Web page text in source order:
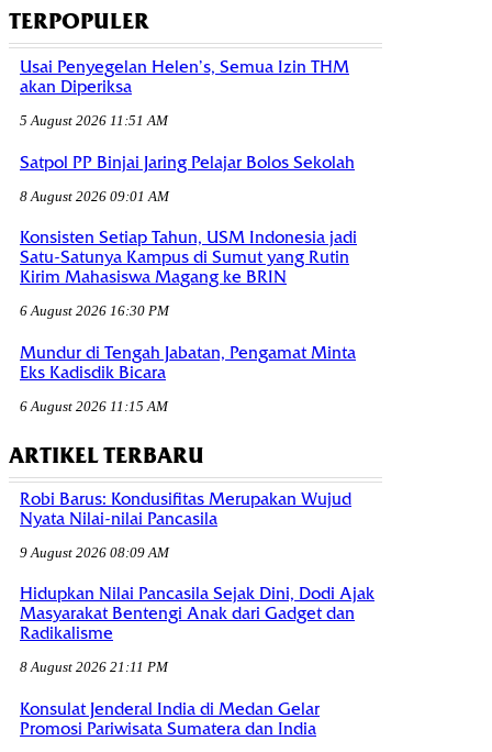
TERPOPULER
Usai Penyegelan Helen’s, Semua Izin THM
akan Diperiksa
5 August 2026 11:51 AM
Satpol PP Binjai Jaring Pelajar Bolos Sekolah
8 August 2026 09:01 AM
Konsisten Setiap Tahun, USM Indonesia jadi
Satu-Satunya Kampus di Sumut yang Rutin
Kirim Mahasiswa Magang ke BRIN
6 August 2026 16:30 PM
Mundur di Tengah Jabatan, Pengamat Minta
Eks Kadisdik Bicara
6 August 2026 11:15 AM
ARTIKEL TERBARU
Robi Barus: Kondusifitas Merupakan Wujud
Nyata Nilai-nilai Pancasila
9 August 2026 08:09 AM
Hidupkan Nilai Pancasila Sejak Dini, Dodi Ajak
Masyarakat Bentengi Anak dari Gadget dan
Radikalisme
8 August 2026 21:11 PM
Konsulat Jenderal India di Medan Gelar
Promosi Pariwisata Sumatera dan India